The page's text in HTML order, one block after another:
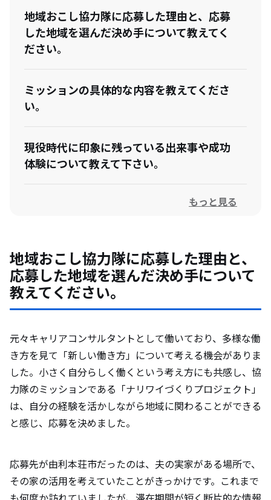
地域おこし協力隊に応募した理由と、応募
した地域を選んだ決め手について教えてく
ださい。
ミッションの具体的な内容を教えてくださ
い。
現役時代に印象に残っている出来事や成功
体験について教えて下さい。
活動中に直面した課題や、それをどのよう
地域の人々や自治体との関わりの中で、学
んだことや感じたことはありますか？
卒隊後の進路に、最も影響を与えた出来事
や考えは何ですか？
協力隊時代の自分と今の自分を比べて、ど
今後の展望や目標があれば教えてくださ
い。
もっと見る
地域おこし協力隊に応募した理由と、
応募した地域を選んだ決め手について
教えてください。
元々キャリアコンサルタントとして働いており、多様な働
き方を見て「新しい働き方」について考える機会がありま
した。小さく自分らしく働くという考え方にも共感し、協
力隊のミッションである「ナリワイづくりプロジェクト」
は、自分の経験を活かしながら地域に関わることができる
と感じ、応募を決めました。
応募先が由利本荘市だったのは、夫の実家がある場所で、
その家の活用を考えていたことがきっかけです。これまで